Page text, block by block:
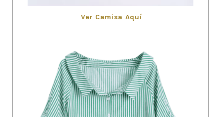
Ver Camisa Aquí